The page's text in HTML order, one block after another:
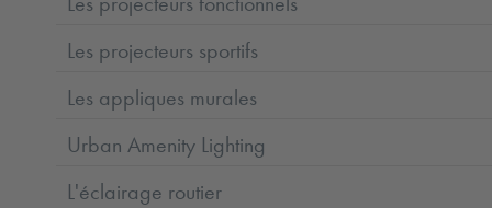
Les projecteurs sportifs
Les appliques murales
Urban Amenity Lighting
L'éclairage routier